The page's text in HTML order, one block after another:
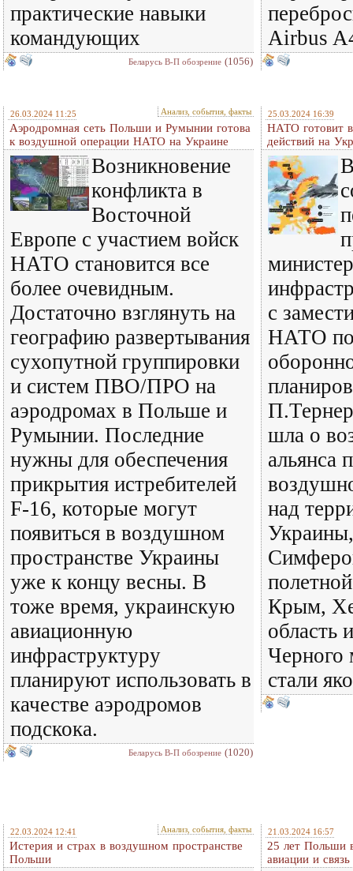
практические навыки
командующих
Беларусь В-П обозрение (1056)
Airbus
26.03.2024 11:25 Анализ, события, факты
Аэродромная сеть Польши и Румынии готова
к воздушной операции НАТО на Украине
Возникновение
конфликта в
Восточной
Европе с участием войск
НАТО становится все
более очевидным.
Достаточно взглянуть на
географию развертывания
сухопутной группировки
и систем ПВО/ПРО на
аэродромах в Польше и
Румынии. Последние
нужны для обеспечения
прикрытия истребителей
F-16, которые могут
появиться в воздушном
пространстве Украины
уже к концу весны. В
тоже время, украинскую
авиационную
инфраструктуру
планируют использовать в
качестве аэродромов
подскока.
Беларусь В-П обозрение (1020)
25.03.2024 16:39
НАТО готовит
действий на
с
НАТО по
шла о
альянса
над
Крым,
область
Черного
стали
22.03.2024 12:41 Анализ, события, факты
Истерия и страх в воздушном пространстве
Польши
21.03.2024 16:57
25 лет Польши
авиации и